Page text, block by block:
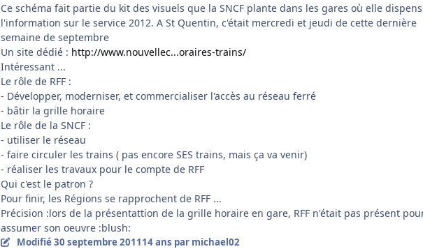
Ce schéma fait partie du kit des visuels que la SNCF plante dans les gares où elle
l'information sur le service 2012. A St Quentin, c'était mercredi et jeudi de cette dernière
semaine de septembre
Un site dédié : http://www.nouvellec...oraires-trains/
Intéressant ...
Le rôle de RFF :
- Développer, moderniser, et commercialiser l'accès au réseau ferré
- bâtir la grille horaire
Le rôle de la SNCF :
- utiliser le réseau
- faire circuler les trains ( pas encore SES trains, mais ça va venir)
- réaliser les travaux pour le compte de RFF
Qui c'est le patron ?
Pour finir, les Régions se rapprochent de RFF ...
Précision :lors de la présentattion de la grille horaire en gare, RFF n'était pas présent
assumer son oeuvre :blush:
Modifié30 septembre 201114 ans par michael02